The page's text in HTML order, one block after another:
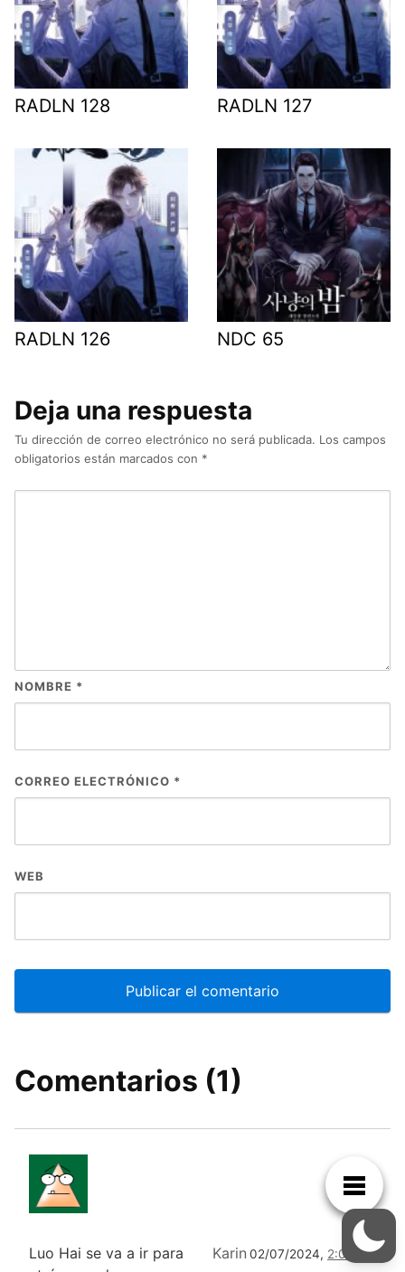
RADLN 128 RADLN 127
RADLN 126 NDC 65
Deja una respuesta
Tu dirección de correo electrónico no será publicada. Los campos
obligatorios están marcados con *
NOMBRE *
CORREO ELECTRÓNICO *
WEB
Comentarios (1)
Karin 02/07/2024, 2:02 AM
Luo Hai se va a ir para